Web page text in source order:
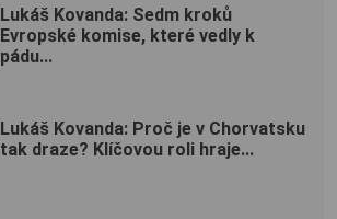
Lukáš Kovanda: Sedm kroků
Evropské komise, které vedly k
pádu...
Lukáš Kovanda: Proč je v Chorvatsku
tak draze? Klíčovou roli hraje...